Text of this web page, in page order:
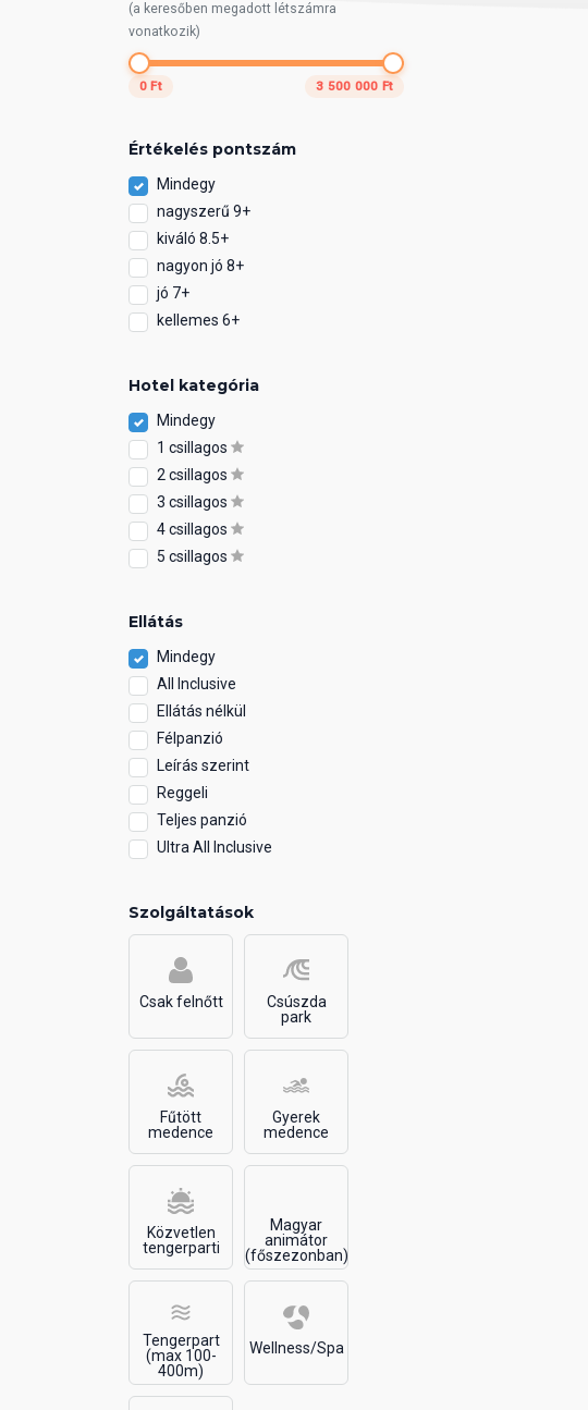
(a keresőben megadott létszámra
vonatkozik)
0 Ft 3 500 000 Ft
Értékelés pontszám
Mindegy
nagyszerű 9+
kiváló 8.5+
nagyon jó 8+
jó 7+
kellemes 6+
Hotel kategória
Mindegy
1 csillagos
2 csillagos
3 csillagos
4 csillagos
5 csillagos
Ellátás
Mindegy
All Inclusive
Ellátás nélkül
Félpanzió
Leírás szerint
Reggeli
Teljes panzió
Ultra All Inclusive
Szolgáltatások
Csak felnőtt
Csúszda
park
Fűtött
medence
Gyerek
medence
Közvetlen
tengerparti
Magyar
animátor
(főszezonban)
Tengerpart
(max 100-
400m)
Wellness/Spa